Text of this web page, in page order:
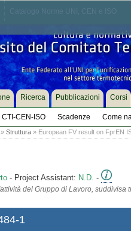
CEN-ISO Scadenze Come
Ricerca Pubblicazioni Corsi
Struttura» European FV result on FprEN
- Project Assistant: N.D. -
del Gruppo di Lavoro,
1